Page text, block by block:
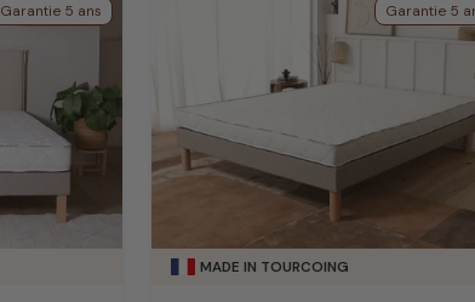
Garantie 5 ans
MADE IN TOURCOING
Garantie 5